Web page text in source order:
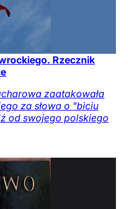
Rzecznik
zaatakowała
za słowa o "biciu
od swojego polskiego